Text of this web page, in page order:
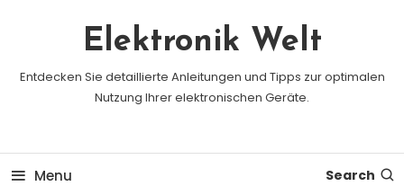
Elektronik Welt
Entdecken Sie detaillierte Anleitungen und Tipps zur optimalen
Nutzung Ihrer elektronischen Geräte.
Menu Search